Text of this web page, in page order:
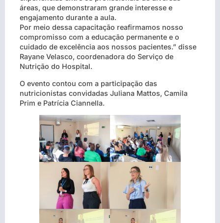
áreas, que demonstraram grande interesse e
engajamento durante a aula.
Por meio dessa capacitação reafirmamos nosso
compromisso com a educação permanente e o
cuidado de excelência aos nossos pacientes.” disse
Rayane Velasco, coordenadora do Serviço de
Nutrição do Hospital.
O evento contou com a participação das
nutricionistas convidadas Juliana Mattos, Camila
Prim e Patrícia Ciannella.